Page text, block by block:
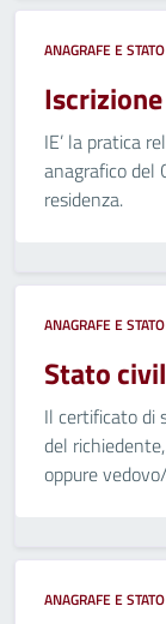
ANAGRAFE E
IE’ la pratica
anagrafico del
residenza.
ANAGRAFE E
Stato
Il certificato di
del
oppure
ANAGRAFE E